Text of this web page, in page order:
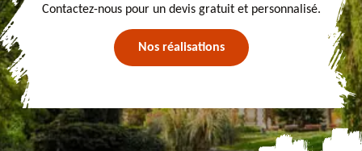
Contactez-nous pour un devis gratuit et personnalisé.
Nos réalisations